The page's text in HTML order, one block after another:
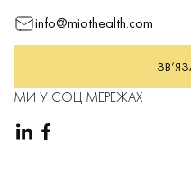
єдину систему електронних
ОСНОВНІ ПЕРЕВАГИ
НА
Висока точність аналізу
info@miothealth.com
МИ У СОЦ МЕРЕЖАХ